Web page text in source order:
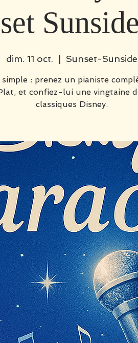
dim. 11 oct. Sunset-Sunside
: prenez un pianiste
et confiez-lui une vingtaine
classiques Disney.